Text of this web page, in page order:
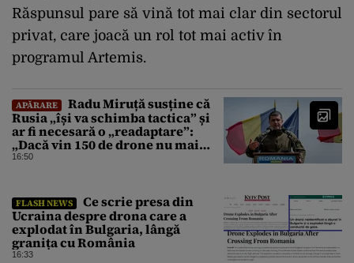
Răspunsul pare să vină tot mai clar din sectorul
privat, care joacă un rol tot mai activ în
programul Artemis.
APĂRARE
Radu Miruță susține că
Rusia „își va schimba tactica” și
ar fi necesară o „readaptare”:
„Dacă vin 150 de drone nu mai
suntem pe timp de pace”
16:50
FLASH NEWS
Ce scrie presa din
Ucraina despre drona care a
explodat în Bulgaria, lângă
granița cu România
16:33